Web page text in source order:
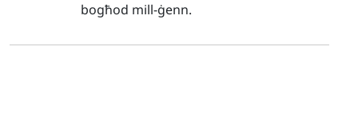
bogħod mill-ġenn.